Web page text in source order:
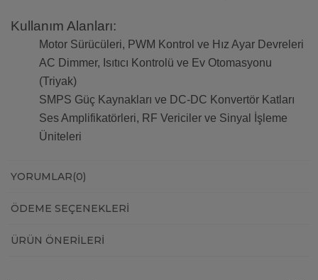
Kullanım Alanları:
Motor Sürücüleri, PWM Kontrol ve Hız Ayar Devreleri
AC Dimmer, Isıtıcı Kontrolü ve Ev Otomasyonu
(Triyak)
SMPS Güç Kaynakları ve DC-DC Konvertör Katları
Ses Amplifikatörleri, RF Vericiler ve Sinyal İşleme
Üniteleri
YORUMLAR(0)
ÖDEME SEÇENEKLERI
ÜRÜN ÖNERILERI